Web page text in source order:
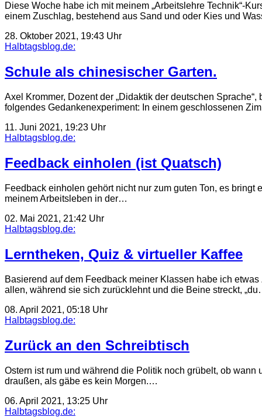
Diese Woche habe ich mit meinem „Arbeitslehre Technik“-
einem Zuschlag, bestehend aus Sand und oder Kies und
28. Oktober 2021, 19:43 Uhr
Halbtagsblog.de:
Schule als chinesischer Garten.
Axel Krommer, Dozent der „Didaktik der deutschen
folgendes Gedankenexperiment: In einem geschlossenen
11. Juni 2021, 19:23 Uhr
Halbtagsblog.de:
Feedback einholen (ist Quatsch)
Feedback einholen gehört nicht nur zum guten Ton, es
meinem Arbeitsleben in der…
02. Mai 2021, 21:42 Uhr
Halbtagsblog.de:
Lerntheken, Quiz & virtueller Kaffee
Basierend auf dem Feedback meiner Klassen habe ich
allen, während sie sich zurücklehnt und die Beine streckt,
08. April 2021, 05:18 Uhr
Halbtagsblog.de:
Zurück an den Schreibtisch
Ostern ist rum und während die Politik noch grübelt, ob
draußen, als gäbe es kein Morgen.…
06. April 2021, 13:25 Uhr
Halbtagsblog.de: